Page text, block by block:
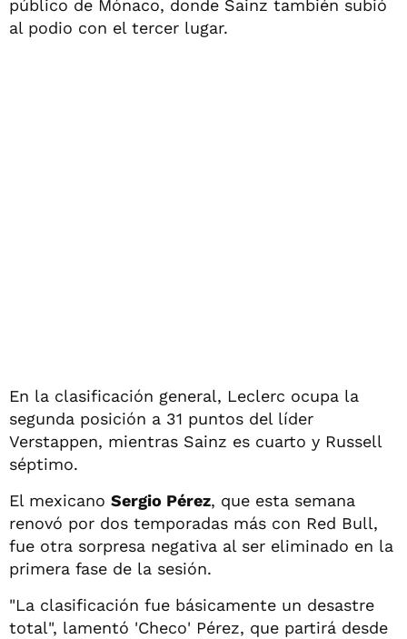
público de Mónaco, donde Sainz también subió
al podio con el tercer lugar.
En la clasificación general, Leclerc ocupa la
segunda posición a 31 puntos del líder
Verstappen, mientras Sainz es cuarto y Russell
séptimo.
El mexicano Sergio Pérez, que esta semana
renovó por dos temporadas más con Red Bull,
fue otra sorpresa negativa al ser eliminado en la
primera fase de la sesión.
"La clasificación fue básicamente un desastre
total", lamentó 'Checo' Pérez, que partirá desde